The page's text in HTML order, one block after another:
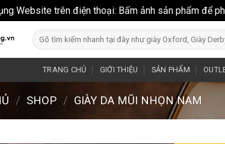
Website trên điện thoại: Bấm ảnh sản phẩm để
Search
for:
TRANG CHỦ GIỚI THIỆU SẢN PHẨM
/ SHOP / GIÀY DA MŨI NHỌN NAM